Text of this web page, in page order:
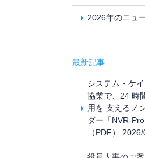
2026年のニュ
最新記事
システム・ケ
協業で、24 時
用を 支えるノ
ダー「NVR-
（PDF）